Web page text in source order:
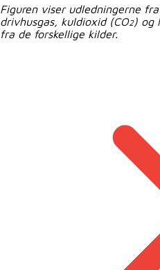
Figuren viser udledningerne
drivhusgas, kuldioxid (CO2) og
fra de forskellige kilder.